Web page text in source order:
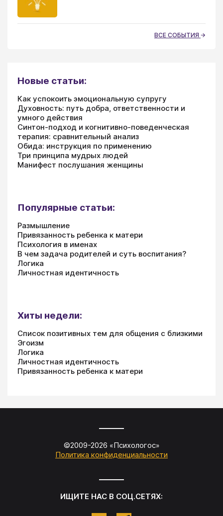
ВСЕ СОБЫТИЯ
Новые статьи:
Как успокоить эмоциональную супругу
Духовность: путь добра, ответственности и
умного действия
Синтон-подход и когнитивно-поведенческая
терапия: сравнительный анализ
Обида: инструкция по применению
Три принципа мудрых людей
Манифест послушания женщины
Популярные статьи:
Размышление
Привязанность ребенка к матери
Психология в именах
В чем задача родителей и суть воспитания?
Логика
Личностная идентичность
Хиты недели:
Список позитивных тем для общения с близкими
Эгоизм
Логика
Личностная идентичность
Привязанность ребенка к матери
©2009-2026 «Психологос»
Политика конфиденциальности
ИЩИТЕ НАС В СОЦ.СЕТЯХ: